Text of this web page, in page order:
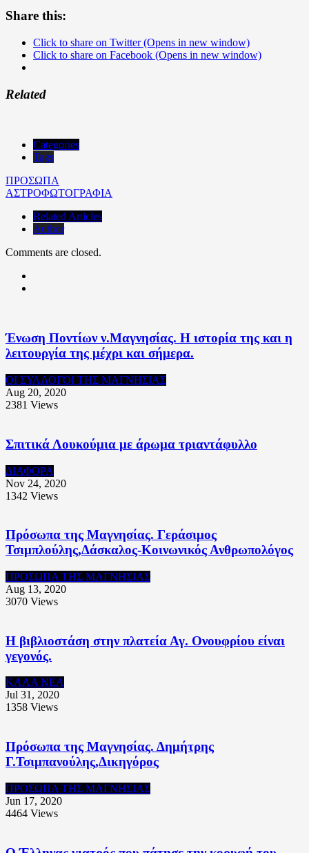
Share this:
Click to share on Twitter (Opens in new window)
Click to share on Facebook (Opens in new window)
Related
Categories
Tags
ΠΡΟΣΩΠΑ
ΑΣΤΡΟΦΩΤΟΓΡΑΦΙΑ
Related Articles
Author
Comments are closed.
Ένωση Ποντίων ν.Μαγνησίας. Η ιστορία της και η
λειτουργία της μέχρι και σήμερα.
ΟΙ ΣΥΛΛΟΓΟΙ ΤΗΣ ΜΑΓΝΗΣΙΑΣ
Aug 20, 2020
2381 Views
Σπιτικά Λουκούμια με άρωμα τριαντάφυλλο
ΔΙΑΦΟΡΑ
Nov 24, 2020
1342 Views
Πρόσωπα της Μαγνησίας. Γεράσιμος
Τσιμπλούλης,Δάσκαλος-Κοινωνικός Ανθρωπολόγος
ΠΡΟΣΩΠΑ ΤΗΣ ΜΑΓΝΗΣΙΑΣ
Aug 13, 2020
3070 Views
Η βιβλιοστάση στην πλατεία Αγ. Ονουφρίου είναι
γεγονός.
ΚΑΛΑ ΝΕΑ
Jul 31, 2020
1358 Views
Πρόσωπα της Μαγνησίας. Δημήτρης
Γ.Τσιμπανούλης,Δικηγόρος
ΠΡΟΣΩΠΑ ΤΗΣ ΜΑΓΝΗΣΙΑΣ
Jun 17, 2020
4464 Views